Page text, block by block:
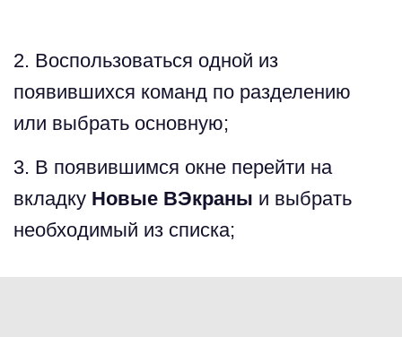
2. Воспользоваться одной из
появившихся команд по разделению
или выбрать основную;
3. В появившимся окне перейти на
вкладку Новые ВЭкраны и выбрать
необходимый из списка;